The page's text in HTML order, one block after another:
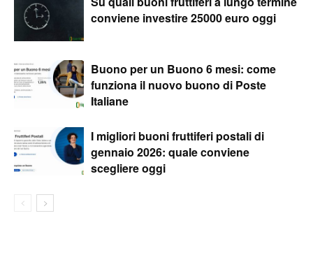
conviene investire 25000 euro oggi
Buono per un Buono 6 mesi: come
funziona il nuovo buono di Poste
Italiane
I migliori buoni fruttiferi postali di
gennaio 2026: quale conviene
scegliere oggi